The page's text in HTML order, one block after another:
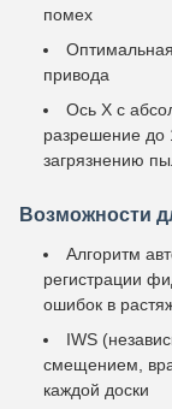
помех
привода
Ось Х с
разрешение до
загрязнению
Возможности
Алгоритм
регистрации
ошибок в
IWS
смещением,
каждой доски